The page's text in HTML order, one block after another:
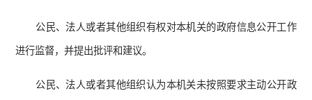
公民、法人或者其他组织有权对本机关的政府信息公开工作
进行监督，并提出批评和建议。
公民、法人或者其他组织认为本机关未按照要求主动公开政